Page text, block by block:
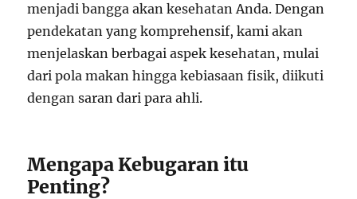
menjadi bangga akan kesehatan Anda. Dengan
pendekatan yang komprehensif, kami akan
menjelaskan berbagai aspek kesehatan, mulai
dari pola makan hingga kebiasaan fisik, diikuti
dengan saran dari para ahli.
Mengapa Kebugaran itu
Penting?